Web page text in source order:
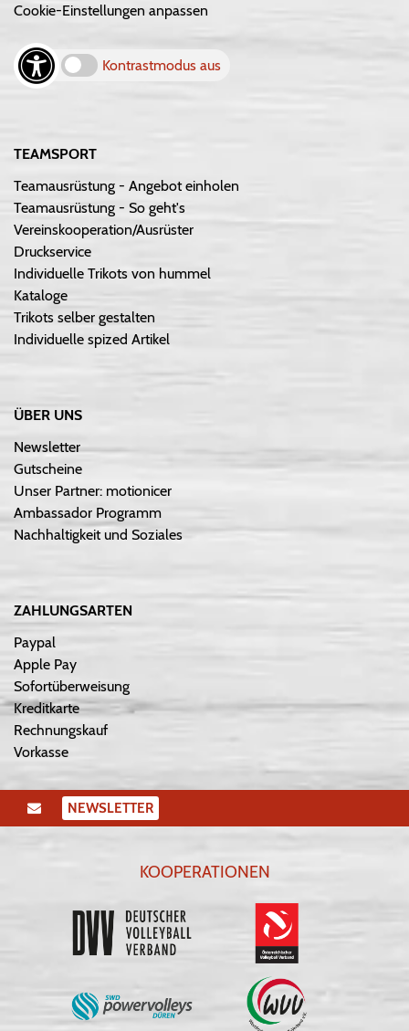
Cookie-Einstellungen anpassen
Kontrastmodus aus
TEAMSPORT
Teamausrüstung - Angebot einholen
Teamausrüstung - So geht's
Vereinskooperation/Ausrüster
Druckservice
Individuelle Trikots von hummel
Kataloge
Trikots selber gestalten
Individuelle spized Artikel
ÜBER UNS
Newsletter
Gutscheine
Unser Partner: motionicer
Ambassador Programm
Nachhaltigkeit und Soziales
ZAHLUNGSARTEN
Paypal
Apple Pay
Sofortüberweisung
Kreditkarte
Rechnungskauf
Vorkasse
NEWSLETTER
KOOPERATIONEN